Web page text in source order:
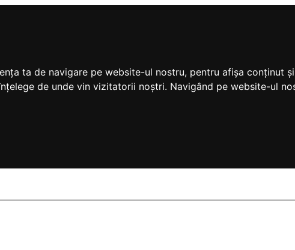
ta de navigare pe website-ul nostru, pentru afișa conținut
de unde vin vizitatorii noștri. Navigând pe website-ul